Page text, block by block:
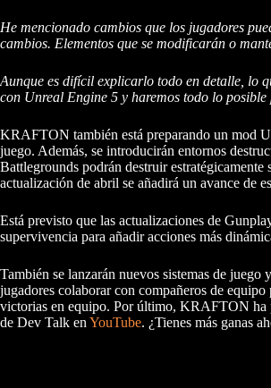
He mencionado cambios que los jugadores
cambios. Elementos que se modificarán o
Aunque es difícil explicarlo todo en detalle, lo
con Unreal Engine 5 y haremos todo lo
KRAFTON también está preparando un mod
juego. Además, se introducirán entornos
Battlegrounds podrán destruir
actualización de abril se añadirá un avance de
Está previsto que las actualizaciones de
supervivencia para añadir acciones más
También se lanzarán nuevos sistemas de
jugadores colaborar con compañeros de
victorias en equipo. Por último, KRAFTON ha
de Dev Talk en YouTube. ¿Tienes más ganas